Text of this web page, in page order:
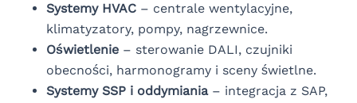
Systemy HVAC – centrale wentylacyjne,
klimatyzatory, pompy, nagrzewnice.
Oświetlenie – sterowanie DALI, czujniki
obecności, harmonogramy i sceny świetlne.
Systemy SSP i oddymiania– integracja z SAP,